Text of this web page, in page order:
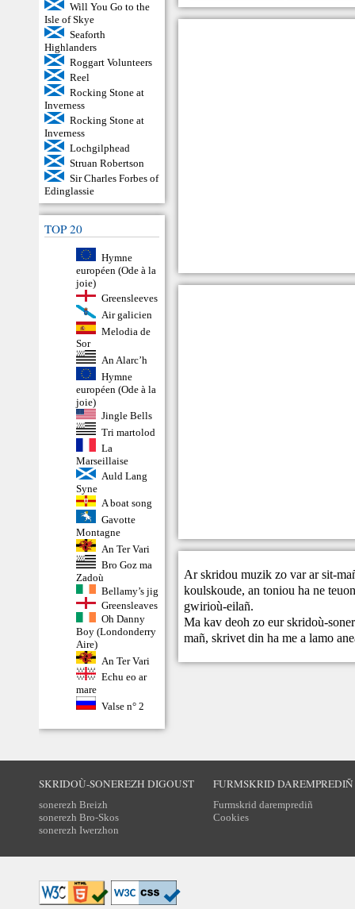
Will You Go to the
Isle of Skye
Seaforth
Highlanders
Roggart Volunteers
Reel
Rocking Stone at
Inverness
Rocking Stone at
Inverness
Lochgilphead
Struan Robertson
Sir Charles Forbes of
Edinglassie
TOP 20
Hymne
européen (Ode à la
joie)
Greensleeves
Air galicien
Melodia de
Sor
An Alarc’h
Hymne
européen (Ode à la
joie)
Jingle Bells
Tri martolod
La
Marseillaise
Auld Lang
Syne
A boat song
Gavotte
Montagne
An Ter Vari
Bro Goz ma
Zadoù
Bellamy’s jig
Greensleaves
Oh Danny
Boy (Londonderry
Aire)
An Ter Vari
Echu eo ar
mare
Valse n° 2
Ar skridou muzik zo var ar sit-
koulskoude, an toniou ha ne
gwirioù-eilañ.
Ma kav deoh zo eur skridoù-
mañ,skrivet din ha me a lamo
SKRIDOÙ-SONEREZH DIGOUST
sonerezh Breizh
sonerezh Bro-Skos
sonerezh Iwerzhon
FURMSKRID DAREMPREDIÑ
Furmskrid daremprediñ
Cookies